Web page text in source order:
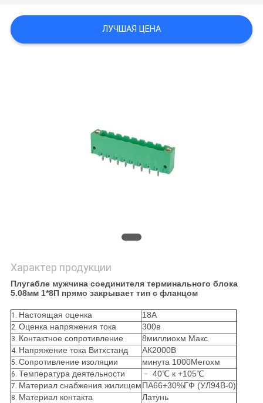
ЛУЧШАЯ ЦЕНА
Характер продукции
Плугабле мужчина соединителя терминального блока
5.08мм 1*8П прямо закрывает тип с фланцом
1. Настоящая оценка 18А
2. Оценка напряжения тока 300в
3. Контактное сопротивление 8миллиохм Макс
4. Напряжение тока Витхстанд АК2000В
5. Сопротивление изоляции минута 1000Мегохм
6. Температура деятельности ﹣ 40℃ к +105℃
7. Материал снабжения жилищемПА66+30%ГФ (УЛ94В-0)
8. Материал контакта Латунь